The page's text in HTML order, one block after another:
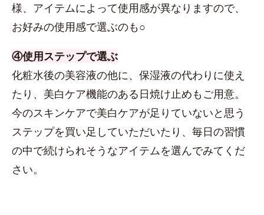
様、アイテムによって使用感が異なりますので、
お好みの使用感で選ぶのも○
④使用ステップで選ぶ
化粧水後の美容液の他に、保湿液の代わりに使え
たり、美白ケア機能のある日焼け止めもご用意。
今のスキンケアで美白ケアが足りていないと思う
ステップを買い足していただいたり、毎日の習慣
の中で続けられそうなアイテムを選んでみてくだ
さい。